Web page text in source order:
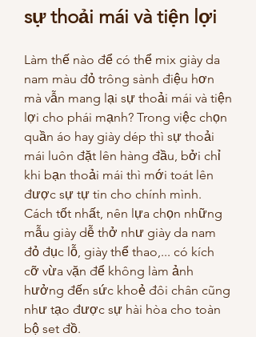
sự thoải mái và tiện lợi
Làm thế nào để có thể mix giày da
nam màu đỏ trông sành điệu hơn
mà vẫn mang lại sự thoải mái và tiện
lợi cho phái mạnh? Trong việc chọn
quần áo hay giày dép thì sự thoải
mái luôn đặt lên hàng đầu, bởi chỉ
khi bạn thoải mái thì mới toát lên
được sự tự tin cho chính mình.
Cách tốt nhất, nên lựa chọn những
mẫu giày dễ thở như giày da nam
đỏ đục lỗ, giày thể thao,... có kích
cỡ vừa vặn để không làm ảnh
hưởng đến sức khoẻ đôi chân cũng
như tạo được sự hài hòa cho toàn
bộ set đồ.